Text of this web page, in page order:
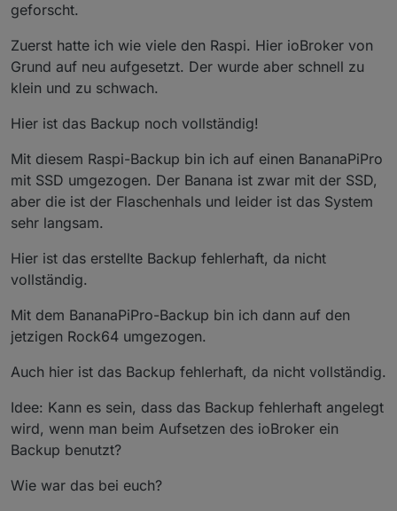
geforscht.
Zuerst hatte ich wie viele den Raspi. Hier ioBroker von
Grund auf neu aufgesetzt. Der wurde aber schnell zu
klein und zu schwach.
Hier ist das Backup noch vollständig!
Mit diesem Raspi-Backup bin ich auf einen BananaPiPro
mit SSD umgezogen. Der Banana ist zwar mit der SSD,
aber die ist der Flaschenhals und leider ist das System
sehr langsam.
Hier ist das erstellte Backup fehlerhaft, da nicht
vollständig.
Mit dem BananaPiPro-Backup bin ich dann auf den
jetzigen Rock64 umgezogen.
Auch hier ist das Backup fehlerhaft, da nicht vollständig.
Idee: Kann es sein, dass das Backup fehlerhaft angelegt
wird, wenn man beim Aufsetzen des ioBroker ein
Backup benutzt?
Wie war das bei euch?